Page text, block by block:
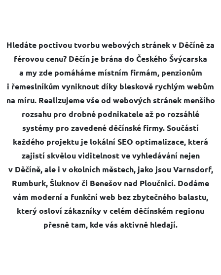
Hledáte poctivou tvorbu webových stránek v Děčíněza
férovou cenu? Děčín je brána do Českého Švýcarska
a my zde pomáháme místním firmám, penzionům
i řemeslníkům vyniknout díky bleskově rychlým webům
na míru. Realizujeme vše od webových stránek menšího
rozsahu pro drobné podnikatele až po rozsáhlé
systémy pro zavedené děčínské firmy. Součástí
každého projektu je lokální SEO optimalizace, která
zajistí skvělou viditelnost ve vyhledávání nejen
v Děčíně, ale i v okolních městech, jako jsou Varnsdorf,
Rumburk, Šluknov či Benešov nad Ploučnicí. Dodáme
vám moderní a funkční web bez zbytečného balastu,
který osloví zákazníky v celém děčínském regionu
přesně tam, kde vás aktivně hledají.